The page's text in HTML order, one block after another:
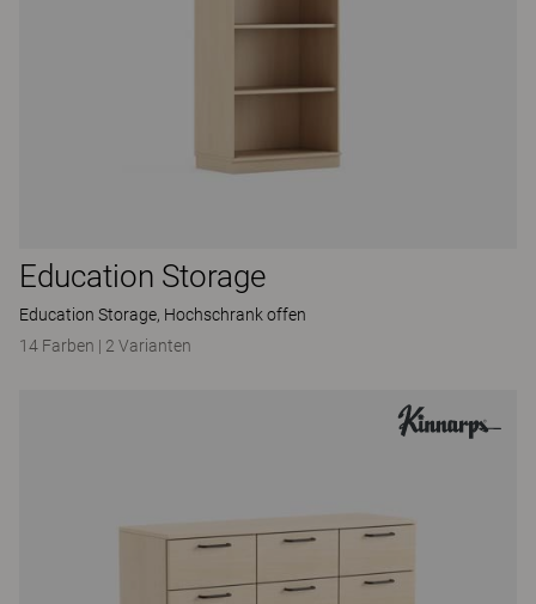
Education Storage
Education Storage, Hochschrank offen
14 Farben | 2 Varianten